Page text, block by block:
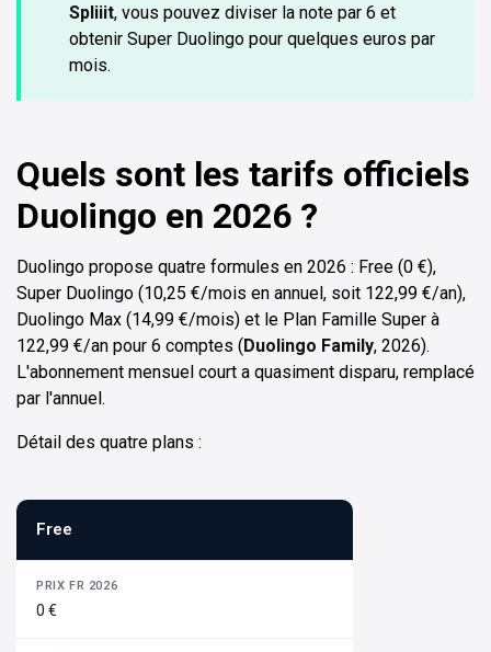
Spliiit, vous pouvez diviser la note par 6 et
obtenir Super Duolingo pour quelques euros par
mois.
Quels sont les tarifs officiels
Duolingo en 2026 ?
Duolingo propose quatre formules en 2026 : Free (0 €),
Super Duolingo (10,25 €/mois en annuel, soit 122,99 €/an),
Duolingo Max (14,99 €/mois) et le Plan Famille Super à
122,99 €/an pour 6 comptes (Duolingo Family, 2026).
L'abonnement mensuel court a quasiment disparu, remplacé
par l'annuel.
Détail des quatre plans :
Free
0 €